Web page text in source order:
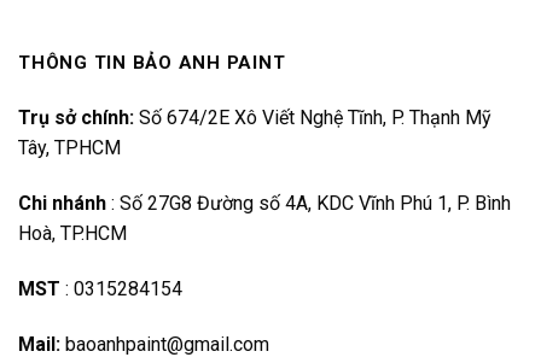
THÔNG TIN BẢO ANH PAINT
Trụ sở chính: Số 674/2E Xô Viết Nghệ Tĩnh, P. Thạnh Mỹ
Tây, TPHCM
Chi nhánh : Số 27G8 Đường số 4A, KDC Vĩnh Phú 1, P. Bình
Hoà, TP.HCM
MST : 0315284154
Mail: baoanhpaint@gmail.com